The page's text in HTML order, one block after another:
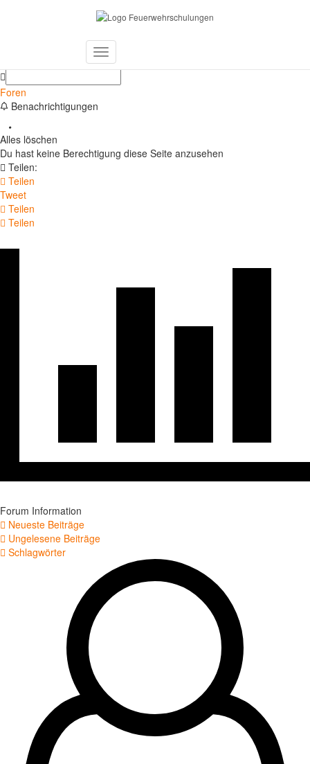
Toggle
Letzte Beiträge
Foren
Benachrichtigungen
Alles löschen
Du hast keine Berechtigung diese Seite anzusehen
Teilen:
Teilen
Tweet
Teilen
Teilen
Forum Information
Neueste Beiträge
Ungelesene Beiträge
Schlagwörter